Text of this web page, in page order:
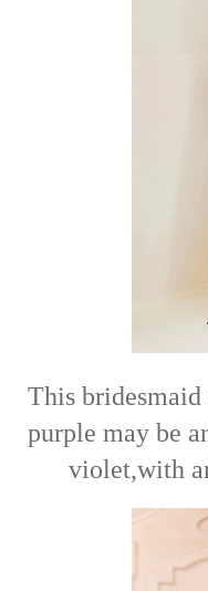
This
purple may be
violet,with